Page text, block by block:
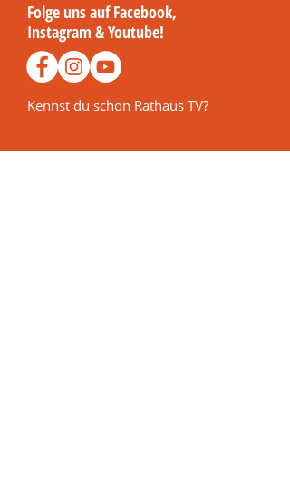
Folge uns auf Facebook,
Instagram & Youtube!
Kennst du schon Rathaus TV?